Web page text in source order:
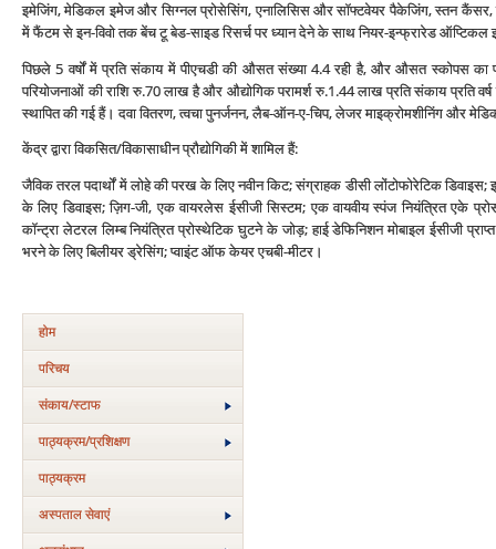
इमेजिंग, मेडिकल इमेज और सिग्नल प्रोसेसिंग, एनालिसिस और सॉफ्टवेयर पैकेजिंग, स्तन कैंसर,
में फैंटम से इन-विवो तक बेंच टू बेड-साइड रिसर्च पर ध्यान देने के साथ नियर-इन्फ्रारेड
पिछले 5 वर्षों में प्रति संकाय में पीएचडी की औसत संख्या 4.4 रही है, और औसत स्कोपस का
परियोजनाओं की राशि रु.70 लाख है और औद्योगिक परामर्श रु.1.44 लाख प्रति संकाय प्रति
स्थापित की गई हैं। दवा वितरण, त्वचा पुनर्जनन, लैब-ऑन-ए-चिप, लेजर माइक्रोमशीनिंग और
केंद्र द्वारा विकसित/विकासाधीन प्रौद्योगिकी में शामिल हैं:
जैविक तरल पदार्थों में लोहे की परख के लिए नवीन किट; संग्राहक डीसी लोंटोफोरेटिक
के लिए डिवाइस; ज़िग-जी, एक वायरलेस ईसीजी सिस्टम; एक वायवीय स्पंज नियंत्रित एके
कॉन्ट्रा लेटरल लिम्ब नियंत्रित प्रोस्थेटिक घुटने के जोड़; हाई डेफिनिशन मोबाइल ईसीजी
भरने के लिए बिलीयर ड्रेसिंग; प्वाइंट ऑफ केयर एचबी-मीटर।
होम
परिचय
संकाय/स्‍टाफ
पाठ्यक्रम/प्रशिक्षण
पाठ्यक्रम
अस्‍पताल सेवाएं